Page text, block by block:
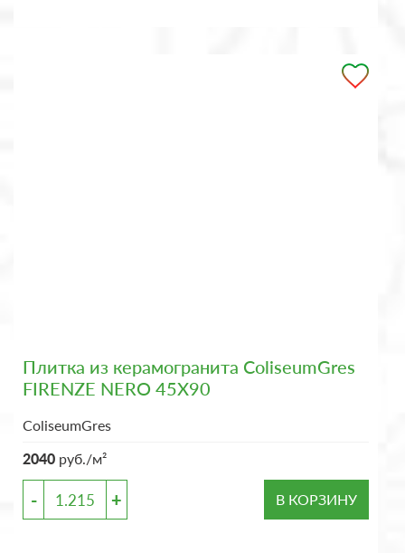
Плитка из керамогранита ColiseumGres
FIRENZE NERO 45X90
ColiseumGres
2040 руб./м²
- + В КОРЗИНУ